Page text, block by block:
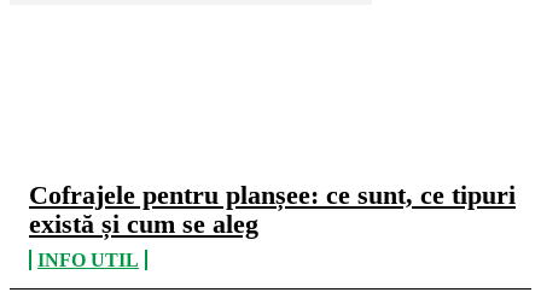
Cofrajele pentru planșee: ce sunt, ce tipuri
există și cum se aleg
INFO UTIL